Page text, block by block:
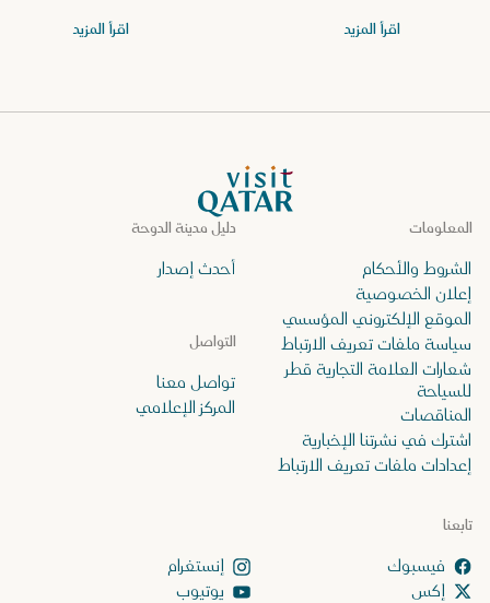
اقرأ المزيد اقرأ المزيد
الصفحة الرئيسية لموقع VisitQatar
دليل مدينة الدوحة
أحدث إصدار
تابعنا
إنستغرام
إكس
يوتيوب
التواصل
تواصل معنا
المركز الإعلامي
المعلومات
الشروط والأحكام
إعلان الخصوصية
الموقع الإلكتروني المؤسسي
سياسة ملفات تعريف الارتباط
شعارات العلامة التجارية قطر
للسياحة
المناقصات
اشترك في نشرتنا الإخبارية
إعدادات ملفات تعريف الارتباط